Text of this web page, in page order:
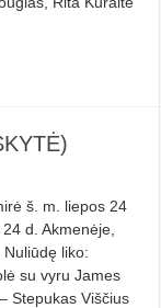
š. m. liepos 24
d. Akmenėje,
liko:
su vyru James
Stepukas Viščius